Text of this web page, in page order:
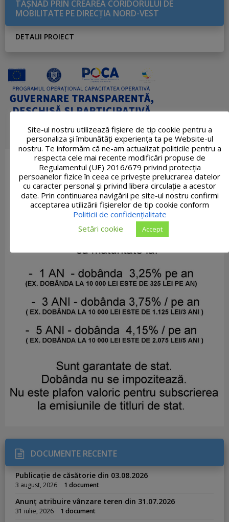
TĂŞNAD PRIN CREAREA CORIDORULUI DE
MOBILITATE PE DIRECŢIA NORD-VEST
DETALII PROIECT
DOCUMENTE RECENTE
Publicație de căsătorie din 03.08.2026
3 august, 2026 1 document
Anunț atribuire vânzare teren din 31.07.2026
31 iulie, 2026 1 document
Site-ul nostru utilizează fişiere de tip cookie pentru a
personaliza și îmbunătăți experiența ta pe Website-ul
nostru. Te informăm că ne-am actualizat politicile pentru a
respecta cele mai recente modificări propuse de
Regulamentul (UE) 2016/679 privind protecția
persoanelor fizice în ceea ce privește prelucrarea datelor
cu caracter personal și privind libera circulație a acestor
date. Prin continuarea navigării pe site-ul nostru confirmi
acceptarea utilizării fişierelor de tip cookie conform
Politicii de confidențialitate
Setări cookie
Accept